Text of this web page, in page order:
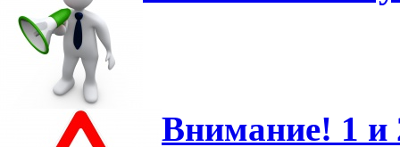
Внимание! 1 и